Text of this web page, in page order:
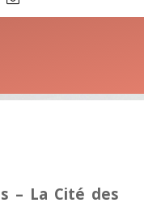
– La Cité des